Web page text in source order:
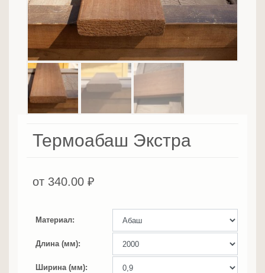
Термоабаш Экстра
от 340.00 ₽
Материал
Длина (мм)
Ширина (мм)